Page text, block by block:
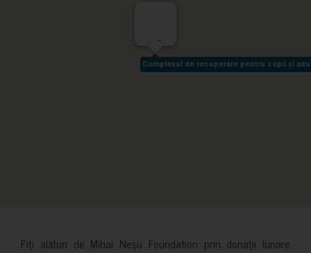
Complexul de recuperare pentru copii și
Complexul de recuperare pentru copii și
-
Fiți alături de Mihai Neșu Foundation prin donații lunare